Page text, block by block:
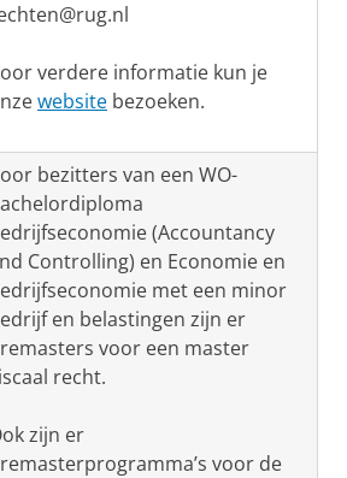
verdere informatie kun je
website bezoeken.
bezitters van een WO-
(Accountancy
Controlling) en Economie en
met een minor
en belastingen zijn er
voor een master
recht.
zijn er
voor de